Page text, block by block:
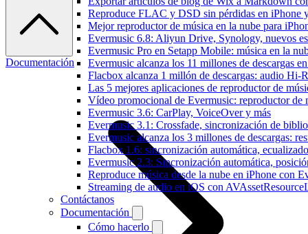
Reproduce FLAC y DSD sin pérdidas en iPhone
Mejor reproductor de música en la nube para
Evermusic 6.8: Aliyun Drive, Synology, nuevos
Evermusic Pro en Setapp Mobile: música en la
Evermusic alcanza los 11 millones de descargas
Flacbox alcanza 1 millón de descargas: audio Hi-
Las 5 mejores aplicaciones de reproductor de
Vídeo promocional de Evermusic: reproductor de
Evermusic 3.6: CarPlay, VoiceOver y más
Evermusic 3.1: Crossfade, sincronización de
Evermusic alcanza los 3 millones de descargas:
Flacbox 1.6: sincronización automática,
Evermusic 2.3: Sincronización automática,
Reproduce música desde la nube en iPhone con
Streaming de audio en iOS con
Contáctanos
Documentación
Cómo hacerlo
Documentación